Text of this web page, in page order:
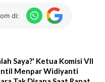
di:
Saya?' Ketua Komisi VII
Menpar Widiyanti